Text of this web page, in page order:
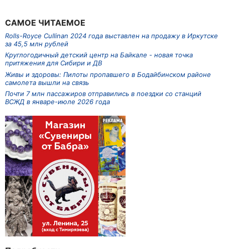
САМОЕ ЧИТАЕМОЕ
Rolls-Royce Cullinan 2024 года выставлен на продажу в Иркутске
за 45,5 млн рублей
Круглогодичный детский центр на Байкале - новая точка
притяжения для Сибири и ДВ
Живы и здоровы: Пилоты пропавшего в Бодайбинском районе
самолета вышли на связь
Почти 7 млн пассажиров отправились в поездки со станций
ВСЖД в январе-июле 2026 года